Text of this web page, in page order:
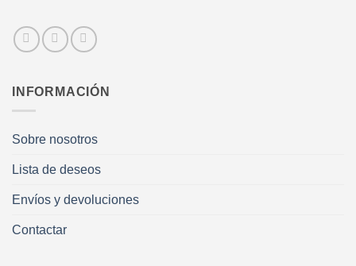
INFORMACIÓN
Sobre nosotros
Lista de deseos
Envíos y devoluciones
Contactar